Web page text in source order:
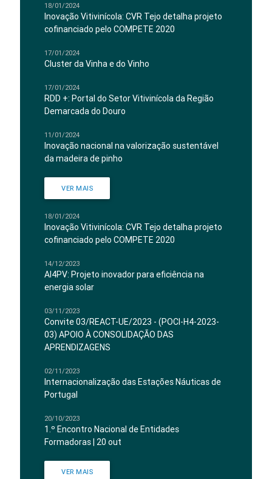
18/01/2024
Inovação Vitivinícola: CVR Tejo detalha projeto
cofinanciado pelo COMPETE 2020
17/01/2024
Cluster da Vinha e do Vinho
17/01/2024
RDD +: Portal do Setor Vitivinícola da Região
Demarcada do Douro
11/01/2024
Inovação nacional na valorização sustentável
da madeira de pinho
VER MAIS
18/01/2024
Inovação Vitivinícola: CVR Tejo detalha projeto
cofinanciado pelo COMPETE 2020
14/12/2023
AI4PV: Projeto inovador para eficiência na
energia solar
03/11/2023
Convite 03/REACT-UE/2023 - (POCI-H4-2023-
03) APOIO À CONSOLIDAÇÃO DAS
APRENDIZAGENS
02/11/2023
Internacionalização das Estações Náuticas de
Portugal
20/10/2023
1.º Encontro Nacional de Entidades
Formadoras | 20 out
VER MAIS